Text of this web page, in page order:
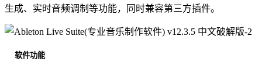
生成、实时音频调制等功能，同时兼容第三方插件。
软件功能